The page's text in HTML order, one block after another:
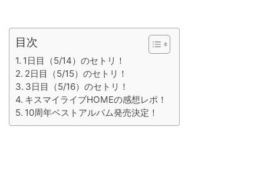
目次
1日目（5/14）のセトリ！
2日目（5/15）のセトリ！
3日目（5/16）のセトリ！
キスマイライブHOMEの感想レポ！
10周年ベストアルバム発売決定！